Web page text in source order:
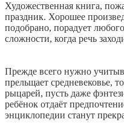
Художественная книга,
праздник. Хорошее
подобрано, порадует
сложности, когда речь
Прежде всего нужно
прельщает средневековье,
рыцарей, пусть даже
ребёнок отдаёт
энциклопедии станут